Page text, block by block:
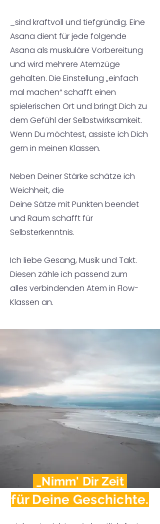
_sind kraftvoll und tiefgründig. Eine
Asana dient für jede folgende
Asana als muskuläre Vorbereitung
und wird mehrere Atemzüge
gehalten. Die Einstellung „einfach
mal machen“ schafft einen
spielerischen Ort und bringt Dich zu
dem Gefühl der Selbstwirksamkeit.
Wenn Du möchtest, assiste ich Dich
gern in meinen Klassen.
Neben Deiner Stärke schätze ich
Weichheit, die
Deine Sätze mit Punkten beendet
und Raum schafft für
Selbsterkenntnis.
Ich liebe Gesang, Musik und Takt.
Diesen zähle ich passend zum
alles verbindenden Atem in Flow-
Klassen an.
_Nimm' Dir Zeit
für Deine Geschichte.